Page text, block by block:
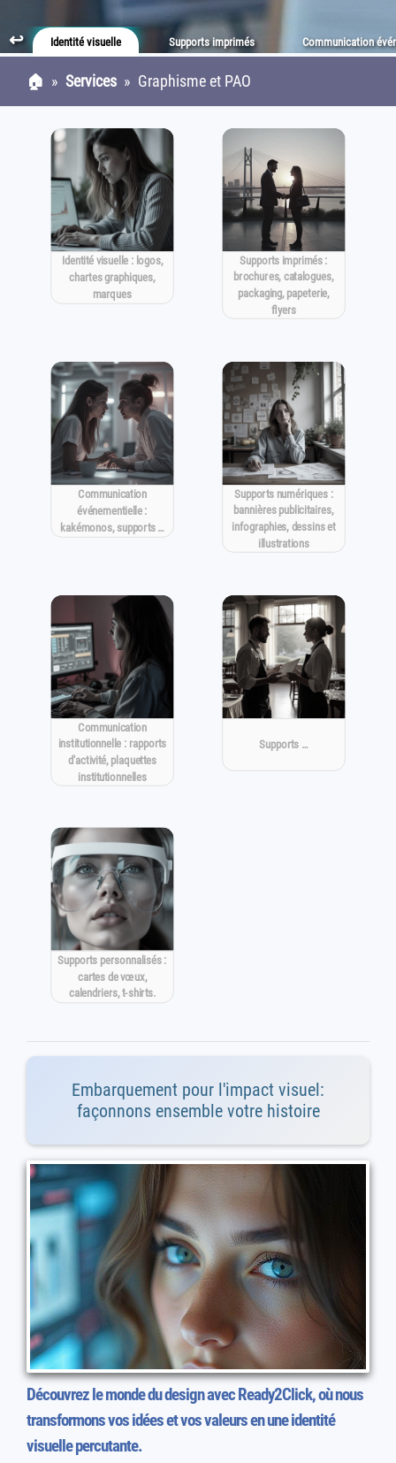
↩ Identité visuelle Supports imprimés Communication
🏠 » Services » Graphisme et PAO
Identité visuelle : logos,
chartes graphiques,
marques
Supports imprimés :
brochures, catalogues,
packaging, papeterie,
flyers
Communication
événementielle :
kakémonos, supports …
Supports numériques :
bannières publicitaires,
infographies, dessins et
illustrations
Communication
institutionnelle : rapports
d'activité, plaquettes
institutionnelles
Supports …
Supports personnalisés :
cartes de vœux,
calendriers, t-shirts.
Embarquement pour l'impact visuel:
façonnons ensemble votre histoire
Découvrez le monde du design avec Ready2Click, où nous
transformons vos idées et vos valeurs en une identité
visuelle percutante.